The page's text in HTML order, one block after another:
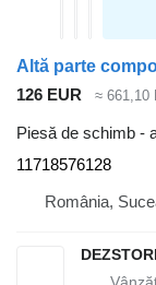
126 EUR ≈ 661,10
Piesă de schimb -
11718576128
România,